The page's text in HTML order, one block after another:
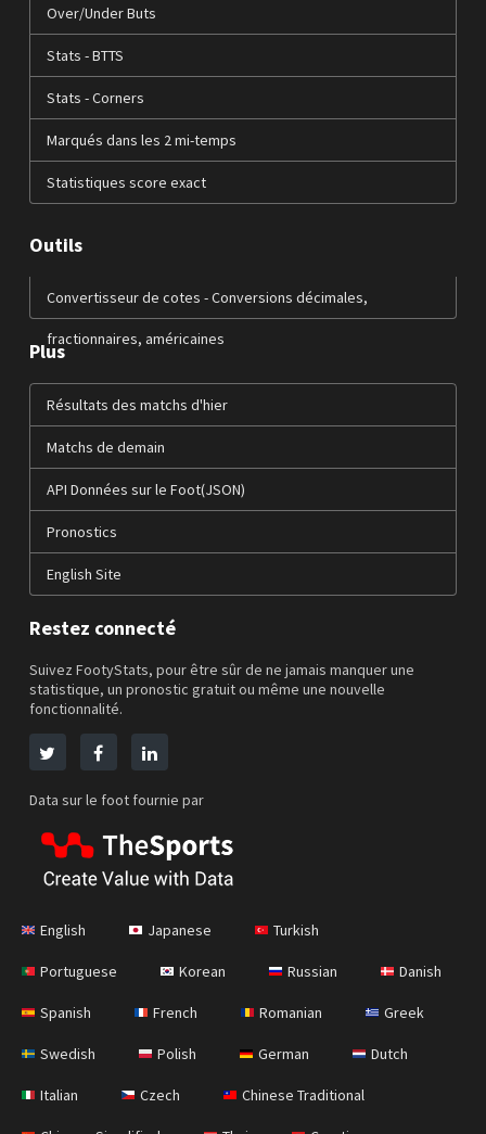
Over/Under Buts
Stats - BTTS
Stats - Corners
Marqués dans les 2 mi-temps
Statistiques score exact
Outils
Convertisseur de cotes - Conversions décimales,
fractionnaires, américaines
Plus
Résultats des matchs d'hier
Matchs de demain
API Données sur le Foot(JSON)
Pronostics
English Site
Restez connecté
Suivez FootyStats, pour être sûr de ne jamais manquer une
statistique, un pronostic gratuit ou même une nouvelle
fonctionnalité.
Data sur le foot fournie par
English Japanese Turkish
Portuguese Korean Russian Danish
Spanish French Romanian Greek
Swedish Polish German Dutch
Italian Czech Chinese Traditional